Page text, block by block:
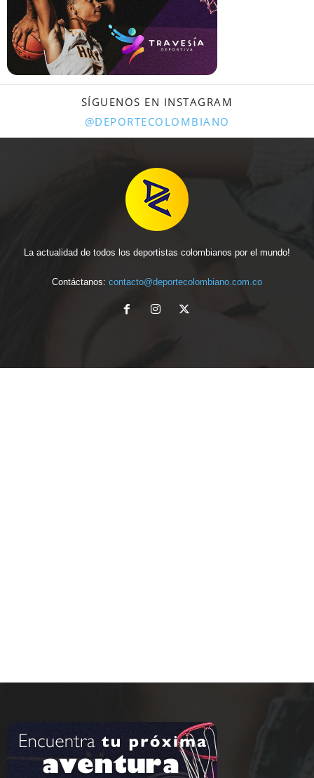
SÍGUENOS EN INSTAGRAM
@DEPORTECOLOMBIANO
La actualidad de todos los deportistas colombianos por el mundo!
Contáctanos: contacto@deportecolombiano.com.co